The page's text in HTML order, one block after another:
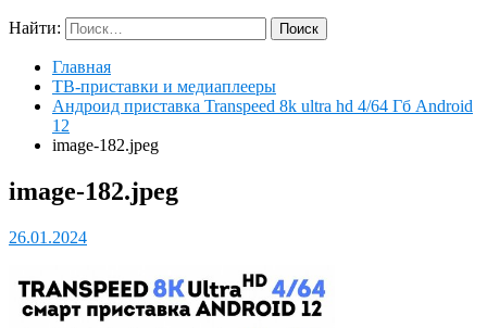
Найти:
Главная
ТВ-приставки и медиаплееры
Андроид приставка Transpeed 8k ultra hd 4/64 Гб Android
12
image-182.jpeg
image-182.jpeg
26.01.2024